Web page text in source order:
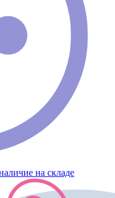
на складе